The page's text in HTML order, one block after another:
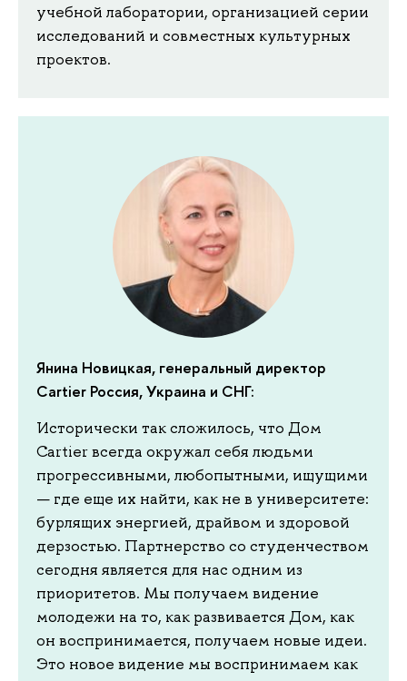
учебной лаборатории, организацией серии
исследований и совместных культурных
проектов.
Янина Новицкая, генеральный директор
Cartier Россия, Украина и СНГ:
Исторически так сложилось, что Дом
Cartier всегда окружал себя людьми
прогрессивными, любопытными, ищущими
— где еще их найти, как не в университете:
бурлящих энергией, драйвом и здоровой
дерзостью. Партнерство со студенчеством
сегодня является для нас одним из
приоритетов. Мы получаем видение
молодежи на то, как развивается Дом, как
он воспринимается, получаем новые идеи.
Это новое видение мы воспринимаем как